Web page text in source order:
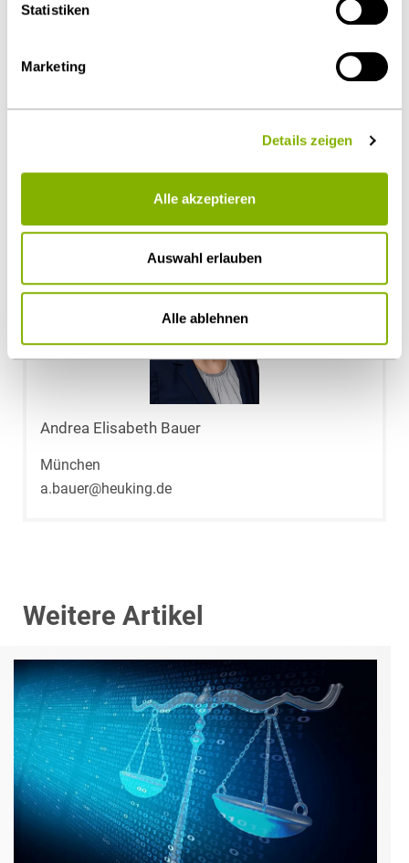
Statistiken
Marketing
Details zeigen
Alle akzeptieren
Auswahl erlauben
Alle ablehnen
Andrea Elisabeth Bauer
München
a.bauer@heuking.de
Weitere Artikel